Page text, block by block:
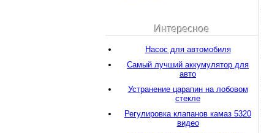
Интересное
Насос для автомобиля
Самый лучший аккумулятор для
авто
Устранение царапин на лобовом
стекле
Регулировка клапанов камаз 5320
видео